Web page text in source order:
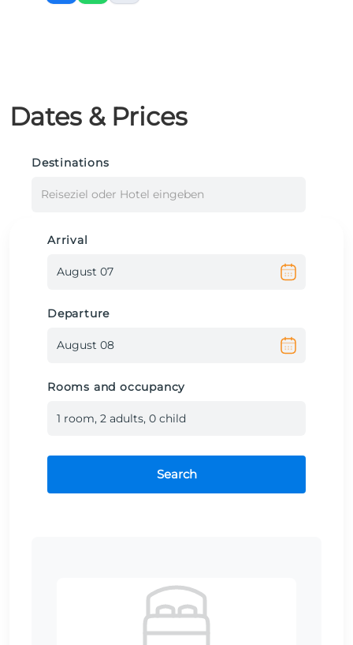
Dates & Prices
Destinations
Reiseziel oder Hotel eingeben
Arrival
Departure
Rooms and occupancy
1 room, 2 adults, 0 child
Search